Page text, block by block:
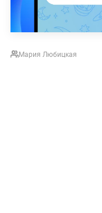
Мария Любицкая